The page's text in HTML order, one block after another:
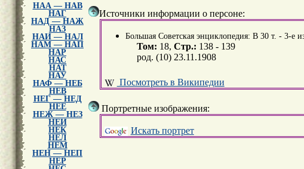
НАА — НАВ
НАГ
НАД — НАЖ
НАЗ
НАИ — НАЛ
НАМ — НАП
НАР
НАС
НАТ
НАУ
НАФ — НЕБ
НЕВ
НЕГ — НЕД
НЕЕ
НЕЖ — НЕЗ
НЕИ
НЕК
НЕЛ
НЕМ
НЕН — НЕП
НЕР
Источники информации о персоне:
Большая Советская энциклопедия: В 30 т. - 3-е
Том: 18, Стр.: 138 - 139
род. (10) 23.11.1908
Посмотреть в Википедии
Портретные изображения:
Искать портрет